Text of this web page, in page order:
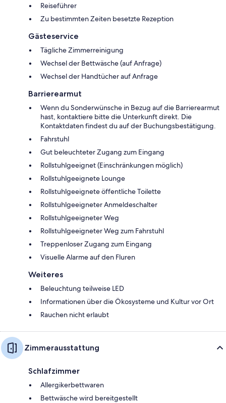
Reiseführer
Zu bestimmten Zeiten besetzte Rezeption
Gästeservice
Tägliche Zimmerreinigung
Wechsel der Bettwäsche (auf Anfrage)
Wechsel der Handtücher auf Anfrage
Barrierearmut
Wenn du Sonderwünsche in Bezug auf die Barrierearmut
hast, kontaktiere bitte die Unterkunft direkt. Die
Kontaktdaten findest du auf der Buchungsbestätigung.
Fahrstuhl
Gut beleuchteter Zugang zum Eingang
Rollstuhlgeeignet (Einschränkungen möglich)
Rollstuhlgeeignete Lounge
Rollstuhlgeeignete öffentliche Toilette
Rollstuhlgeeigneter Anmeldeschalter
Rollstuhlgeeigneter Weg
Rollstuhlgeeigneter Weg zum Fahrstuhl
Treppenloser Zugang zum Eingang
Visuelle Alarme auf den Fluren
Weiteres
Beleuchtung teilweise LED
Informationen über die Ökosysteme und Kultur vor Ort
Rauchen nicht erlaubt
Zimmerausstattung
Schlafzimmer
Allergikerbettwaren
Bettwäsche wird bereitgestellt